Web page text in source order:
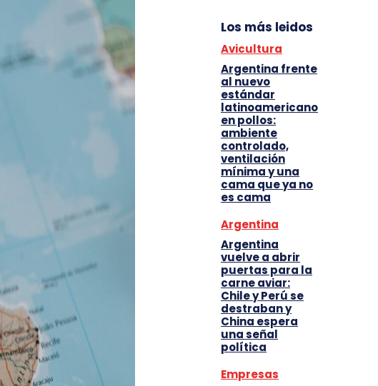
Los más leidos
Avicultura
Argentina frente
al nuevo
estándar
latinoamericano
en pollos:
ambiente
controlado,
ventilación
mínima y una
cama que ya no
es cama
Argentina
Argentina
vuelve a abrir
puertas para la
carne aviar:
Chile y Perú se
destraban y
China espera
una señal
política
Empresas